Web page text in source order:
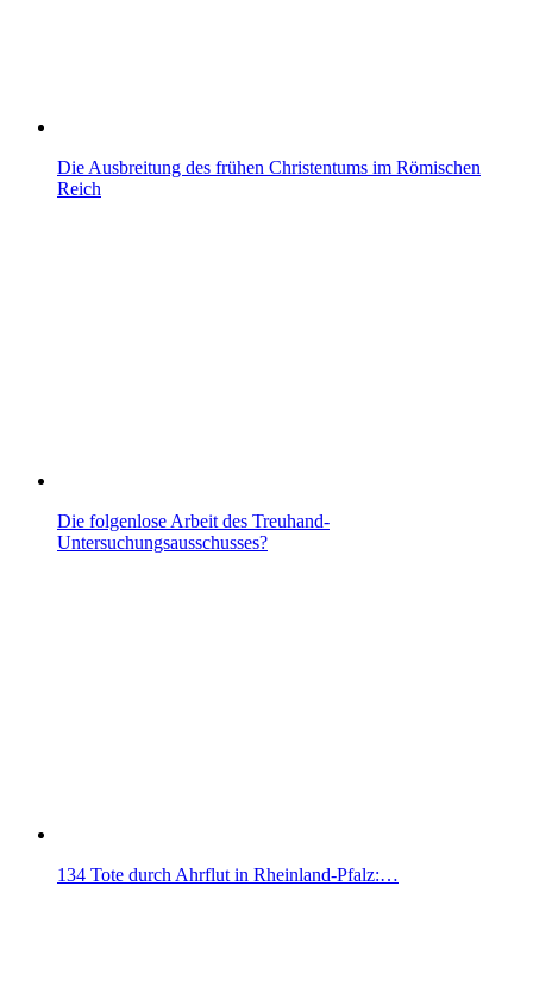
Die Ausbreitung des frühen Christentums im Römischen
Reich
Die folgenlose Arbeit des Treuhand-
Untersuchungsausschusses?
134 Tote durch Ahrflut in Rheinland-Pfalz:…